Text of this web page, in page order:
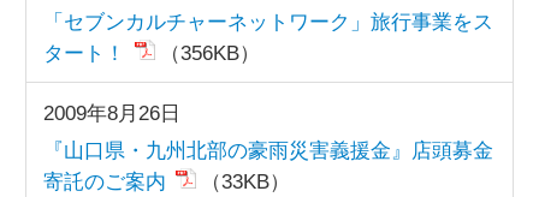
「セブンカルチャーネットワーク」旅行事業をス
タート！
（356KB）
2009年8月26日
『山口県・九州北部の豪雨災害義援金』店頭募金
寄託のご案内
（33KB）